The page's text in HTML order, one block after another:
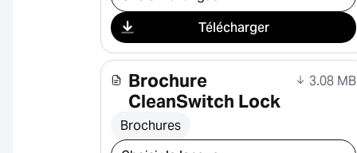
Télécharger
Brochure
CleanSwitch Lock
3.08 MB
Brochures